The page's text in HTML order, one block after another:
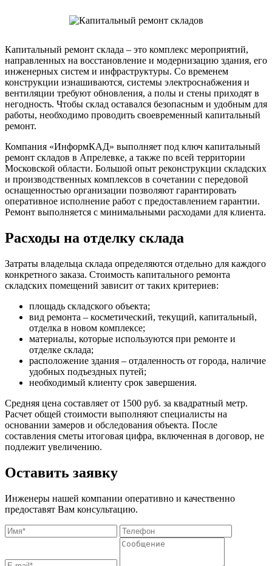
Капитальный ремонт склада – это комплекс мероприятий,
направленных на восстановление и модернизацию здания, его
инженерных систем и инфраструктуры. Со временем
конструкции изнашиваются, системы электроснабжения и
вентиляции требуют обновления, а полы и стены приходят в
негодность. Чтобы склад оставался безопасным и удобным для
работы, необходимо проводить своевременный капитальный
ремонт.
Компания «ИнформКАД» выполняет под ключ капитальный
ремонт складов в Апрелевке, а также по всей территории
Московской области. Большой опыт реконструкции складских
и производственных комплексов в сочетании с передовой
оснащенностью организации позволяют гарантировать
оперативное исполнение работ с предоставлением гарантии.
Ремонт выполняется с минимальными расходами для клиента.
Расходы на отделку склада
Затраты владельца склада определяются отдельно для каждого
конкретного заказа. Стоимость капитального ремонта
складских помещений зависит от таких критериев:
площадь складского объекта;
вид ремонта – косметический, текущий, капитальный,
отделка в новом комплексе;
материалы, которые используются при ремонте и
отделке склада;
расположение здания – отдаленность от города, наличие
удобных подъездных путей;
необходимый клиенту срок завершения.
Средняя цена составляет от 1500 руб. за квадратный метр.
Расчет общей стоимости выполняют специалисты на
основании замеров и обследования объекта. После
составления сметы итоговая цифра, включенная в договор, не
подлежит увеличению.
Оставить заявку
Инженеры нашей компании оперативно и качественно
предоставят Вам консультацию.